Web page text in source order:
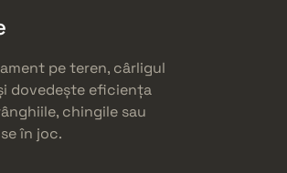
pe teren, cârligul
dovedește eficiența
chingile sau
în joc.